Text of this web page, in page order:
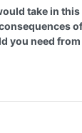
take in
you need